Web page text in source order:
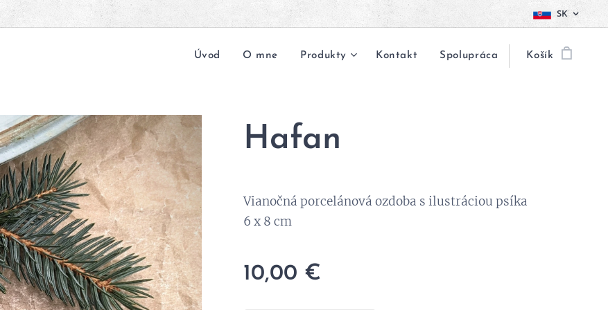
SK
Úvod O mne Produkty Kontakt Spolupráca Košík
Hafan
Vianočná porcelánová ozdoba s ilustráciou psíka
6 x 8 cm
10,00 €